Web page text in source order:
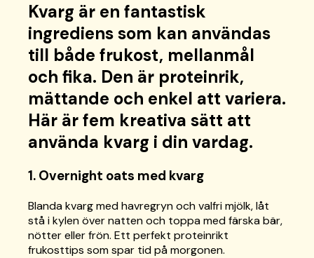
Kvarg är en fantastisk
ingrediens som kan användas
till både frukost, mellanmål
och fika. Den är proteinrik,
mättande och enkel att variera.
Här är fem kreativa sätt att
använda kvarg i din vardag.
1. Overnight oats med kvarg
Blanda kvarg med havregryn och valfri mjölk, låt
stå i kylen över natten och toppa med färska bär,
nötter eller frön. Ett perfekt proteinrikt
frukosttips som spar tid på morgonen.